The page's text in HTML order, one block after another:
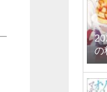
の
ホ
9
地